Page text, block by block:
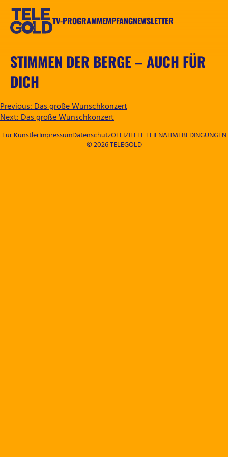
Zum
springen
TV-PROGRAMMEMPFANGNEWSLETTER
STIMMEN DER BERGE – AUCH FÜR
DICH
BEITRAGSNAVIGATION
Previous:Das große Wunschkonzert
Next:Das große Wunschkonzert
© 2026 TELEGOLD
Für KünstlerImpressumDatenschutzOFFIZIELLE TEILNAHMEBEDINGUNGEN